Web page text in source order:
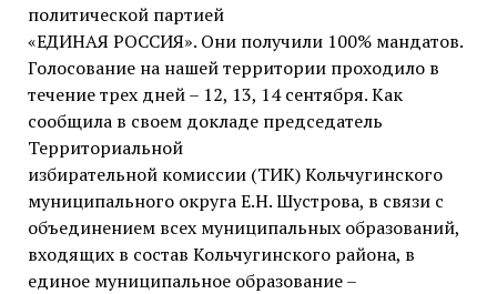
политической партией
«ЕДИНАЯ РОССИЯ». Они получили 100% мандатов.
Голосование на нашей территории проходило в
течение трех дней – 12, 13, 14 сентября. Как
сообщила в своем докладе председатель
Территориальной
избирательной комиссии (ТИК) Кольчугинского
муниципального округа Е.Н. Шустрова, в связи с
объединением всех муниципальных образований,
входящих в состав Кольчугинского района, в
единое муниципальное образование –